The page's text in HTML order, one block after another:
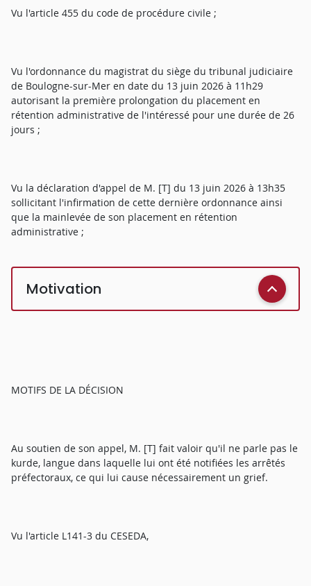
Vu l'article 455 du code de procédure civile ;
Vu l'ordonnance du magistrat du siège du tribunal judiciaire
de Boulogne-sur-Mer en date du 13 juin 2026 à 11h29
autorisant la première prolongation du placement en
rétention administrative de l'intéressé pour une durée de 26
jours ;
Vu la déclaration d'appel de M. [T] du 13 juin 2026 à 13h35
sollicitant l'infirmation de cette dernière ordonnance ainsi
que la mainlevée de son placement en rétention
administrative ;
Motivation
MOTIFS DE LA DÉCISION
Au soutien de son appel, M. [T] fait valoir qu'il ne parle pas le
kurde, langue dans laquelle lui ont été notifiées les arrêtés
préfectoraux, ce qui lui cause nécessairement un grief.
Vu l'article L141-3 du CESEDA,